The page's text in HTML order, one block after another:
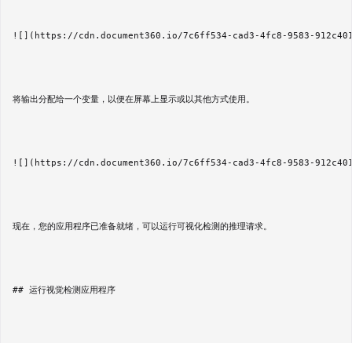
![](https://cdn.document360.io/7c6ff534-cad3-4fc8-9583-
将输出分配给一个变量，以便在屏幕上显示或以其他方式使用。
![](https://cdn.document360.io/7c6ff534-cad3-4fc8-9583-
现在，您的应用程序已准备就绪，可以运行可视化检测的推理请求。
## 运行视觉检测应用程序